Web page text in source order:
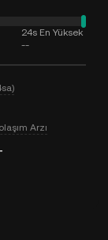
24s En Yüksek
--
Arzı